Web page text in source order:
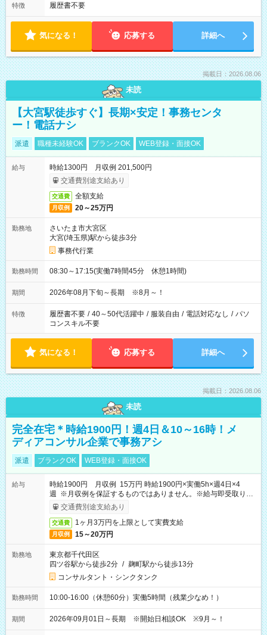
特徴 履歴書不要
気になる！ 応募する 詳細へ
掲載日：2026.08.06
未読
【大宮駅徒歩すぐ】長期×安定！事務センタ
ー！電話ナシ
派遣 職種未経験OK ブランクOK WEB登録・面接OK
給与
時給1300円 月収例 201,500円
交通費別途支給あり
交通費 全額支給
月収例 20～25万円
勤務地
さいたま市大宮区
大宮(埼玉県)駅から徒歩3分
事務代行業
勤務時間 08:30～17:15(実働7時間45分 休憩1時間)
期間 2026年08月下旬～長期 ※8月～！
特徴 履歴書不要 / 40～50代活躍中 / 服装自由 / 電話対応なし / パソ
コンスキル不要
気になる！ 応募する 詳細へ
掲載日：2026.08.06
未読
完全在宅＊時給1900円！週4日＆10～16時！メ
ディアコンサル企業で事務アシ
派遣 ブランクOK WEB登録・面接OK
給与
時給1900円 月収例 15万円 時給1900円×実働5h×週4日×4
週 ※月収例を保証するものではありません。※給与即受取りサ
ービス利用可（利用条件有）
交通費別途支給あり
交通費 1ヶ月3万円を上限として実費支給
月収例 15～20万円
勤務地
東京都千代田区
四ツ谷駅から徒歩2分 / 麹町駅から徒歩13分
コンサルタント・シンクタンク
勤務時間 10:00-16:00（休憩60分）実働5時間（残業少なめ！）
期間 2026年09月01日～長期 ※開始日相談OK ※9月～！